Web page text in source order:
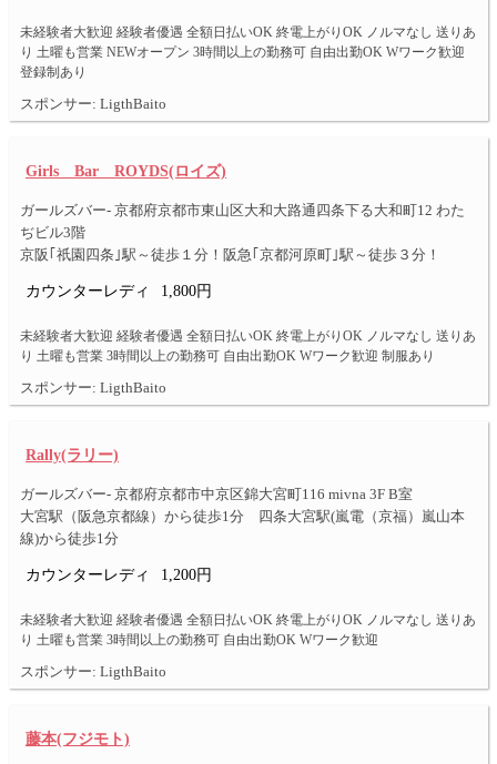
未経験者大歓迎 経験者優遇 全額日払いOK 終電上がりOK ノルマなし 送りあ
り 土曜も営業 NEWオープン 3時間以上の勤務可 自由出勤OK Wワーク歓迎
登録制あり
スポンサー: LigthBaito
Girls Bar ROYDS(ロイズ)
ガールズバー- 京都府京都市東山区大和大路通四条下る大和町12 わた
ぢビル3階
京阪｢祇園四条｣駅～徒歩１分！阪急｢京都河原町｣駅～徒歩３分！
カウンターレディ 1,800円
未経験者大歓迎 経験者優遇 全額日払いOK 終電上がりOK ノルマなし 送りあ
り 土曜も営業 3時間以上の勤務可 自由出勤OK Wワーク歓迎 制服あり
スポンサー: LigthBaito
Rally(ラリー)
ガールズバー- 京都府京都市中京区錦大宮町116 mivna 3F B室
大宮駅（阪急京都線）から徒歩1分 四条大宮駅(嵐電（京福）嵐山本
線)から徒歩1分
カウンターレディ 1,200円
未経験者大歓迎 経験者優遇 全額日払いOK 終電上がりOK ノルマなし 送りあ
り 土曜も営業 3時間以上の勤務可 自由出勤OK Wワーク歓迎
スポンサー: LigthBaito
藤本(フジモト)